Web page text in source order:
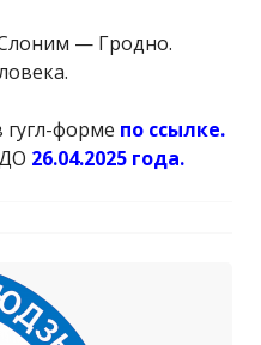
— Гродно.
гугл-форме по ссылке.
26.04.2025 года.